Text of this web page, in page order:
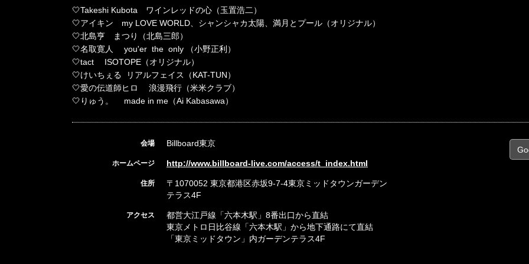
🤍Takeshi Kubota ワインレッドの心（玉置浩二）
🤍アイキン my LOVE WORLD、シャンシャカ太陽、満月とプール（オリジナル）
🤍北島亨 まつり（北島三郎）
🤍名取寛人 you'er the only （小野正利）
🤍tact ISOTOPE（オリジナル）
🤍けいちぇる リアルフェイス（KAT-TUN）
🤍愛の伝道師ヒロ 浪漫飛行（米米クラブ）
🤍りゅう。 made in me（Ai Kabasawa）
会場 Billboard東京
ホームページ http://www.billboard-live.com/access/t_index.html
住所
〒1070052 東京都港区赤坂9-7-4東京ミッドタウンガーデン
テラス4F
アクセス
都営大江戸線「六本木駅」8番出口から直結
東京メトロ日比谷線「六本木駅」から地下通路にて直結
「東京ミッドタウン」内ガーデンテラス4F